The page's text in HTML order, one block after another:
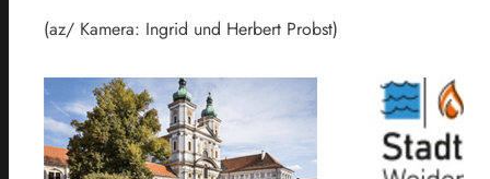
(az/ Kamera: Ingrid und Herbert Probst)